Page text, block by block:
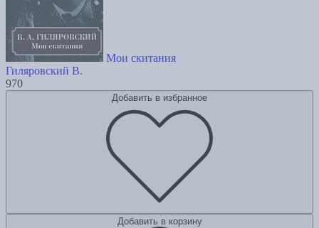
Мои скитания
Гиляровский В.
970
Добавить в избранное
Добавить в корзину